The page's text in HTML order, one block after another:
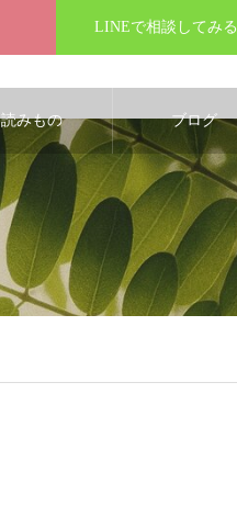
LINEで相談してみる
読みもの ブログ